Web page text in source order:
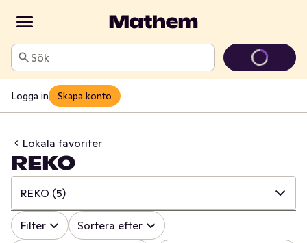
Sök
Logga in Skapa konto
Lokala favoriter
REKO
REKO (5)
✓ Alla (242)
Filter Sortera efter